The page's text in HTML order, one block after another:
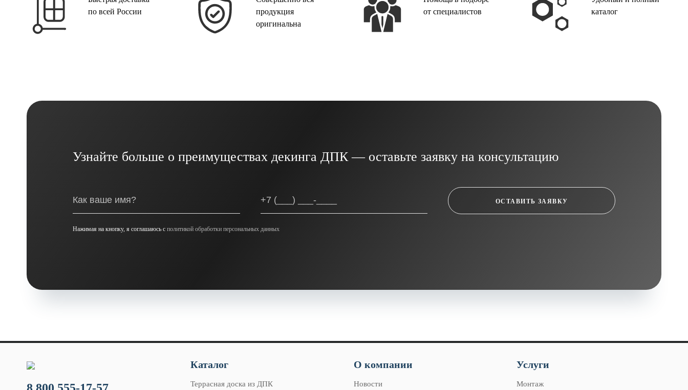
по всей России
продукция
оригинальна
от специалистов
каталог
Узнайте больше о преимуществах декинга ДПК — оставьте заявку на консультацию
ОСТАВИТЬ ЗАЯВКУ
Нажимая на кнопку, я соглашаюсь с политикой обработки персональных данных
Каталог
Террасная доска из ДПК
О компании
Новости
Услуги
Монтаж